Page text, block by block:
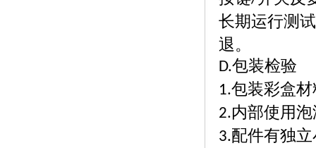
长期运行测
退。
D.包装检验
1.包装彩盒
2.内部使用
3.配件有独